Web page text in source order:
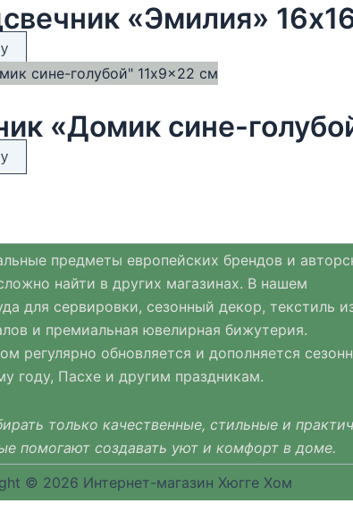
«Эмилия»
«Домик сине-
предметы европейских брендов и
найти в других магазинах. В нашем
для сервировки, сезонный декор, текстиль
и премиальная ювелирная бижутерия.
регулярно обновляется и дополняется
году, Пасхе и другим праздникам.
только качественные, стильные и
помогают создавать уют и комфорт в доме.
© 2026 Интернет-магазин Хюгге Хом